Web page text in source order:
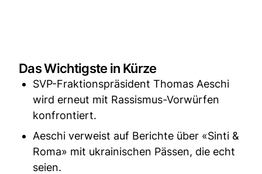
Das Wichtigste in Kürze
SVP-Fraktionspräsident Thomas Aeschi
wird erneut mit Rassismus-Vorwürfen
konfrontiert.
Aeschi verweist auf Berichte über «Sinti &
Roma» mit ukrainischen Pässen, die echt
seien.